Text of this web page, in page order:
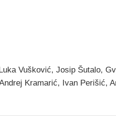
Vušković, Josip Šutalo,
Kramarić, Ivan Perišić,